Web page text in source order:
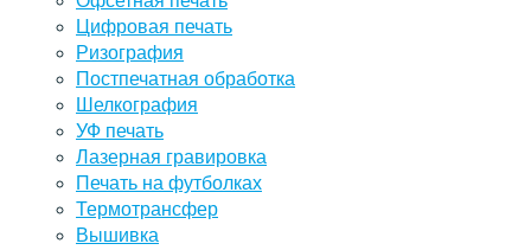
Цифровая печать
Ризография
Постпечатная обработка
Шелкография
УФ печать
Лазерная гравировка
Печать на футболках
Термотрансфер
Вышивка